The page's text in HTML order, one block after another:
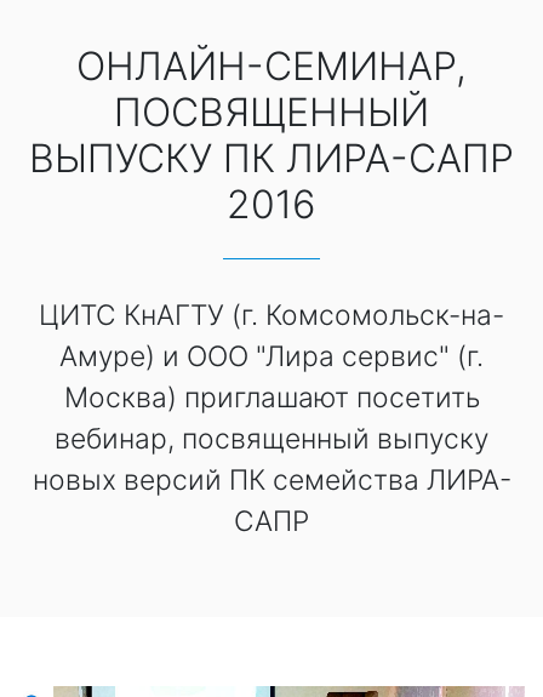
ОНЛАЙН-СЕМИНАР,
ПОСВЯЩЕННЫЙ
ВЫПУСКУ ПК ЛИРА-САПР
2016
ЦИТС КнАГТУ (г. Комсомольск-на-
Амуре) и ООО "Лира сервис" (г.
Москва) приглашают посетить
вебинар, посвященный выпуску
новых версий ПК семейства ЛИРА-
САПР